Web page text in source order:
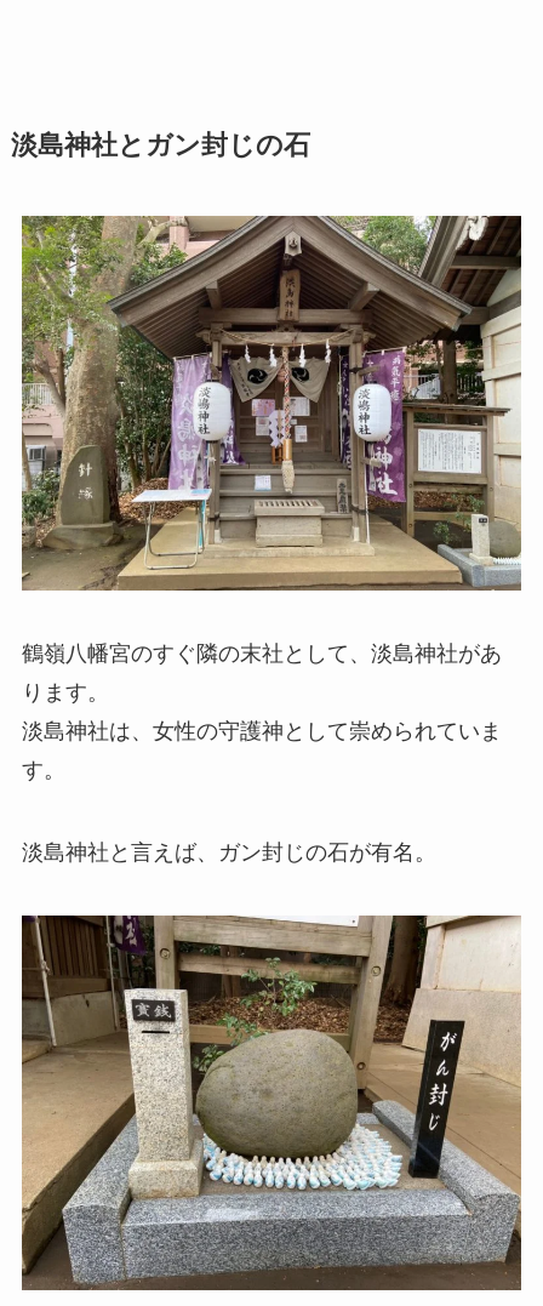
淡島神社とガン封じの石
鶴嶺八幡宮のすぐ隣の末社として、淡島神社があ
ります。
淡島神社は、女性の守護神として崇められていま
す。
淡島神社と言えば、ガン封じの石が有名。